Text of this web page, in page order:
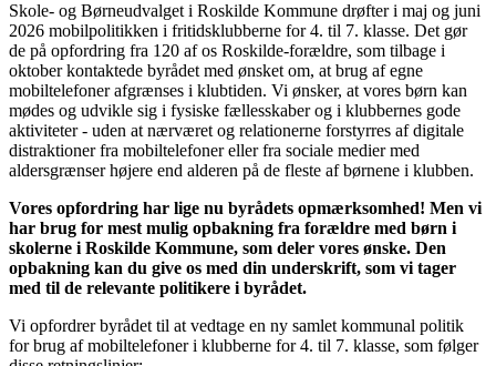
Skole- og Børneudvalget i Roskilde Kommune drøfter i maj og juni
2026 mobilpolitikken i fritidsklubberne for 4. til 7. klasse. Det gør
de på opfordring fra 120 af os Roskilde-forældre, som tilbage i
oktober kontaktede byrådet med ønsket om, at brug af egne
mobiltelefoner afgrænses i klubtiden. Vi ønsker, at vores børn kan
mødes og udvikle sig i fysiske fællesskaber og i klubbernes gode
aktiviteter - uden at nærværet og relationerne forstyrres af digitale
distraktioner fra mobiltelefoner eller fra sociale medier med
aldersgrænser højere end alderen på de fleste af børnene i klubben.
Vores opfordring har lige nu byrådets opmærksomhed! Men vi
har brug for mest mulig opbakning fra forældre med børn i
skolerne i Roskilde Kommune, som deler vores ønske. Den
opbakning kan du give os med din underskrift, som vi tager
med til de relevante politikere i byrådet.
Vi opfordrer byrådet til at vedtage en ny samlet kommunal politik
for brug af mobiltelefoner i klubberne for 4. til 7. klasse, som følger